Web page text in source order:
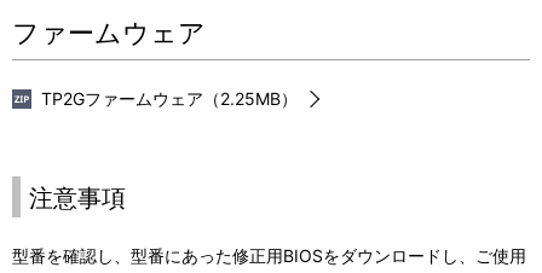
ファームウェア
TP2Gファームウェア（2.25MB）
注意事項
型番を確認し、型番にあった修正用BIOSをダウンロードし、ご使用